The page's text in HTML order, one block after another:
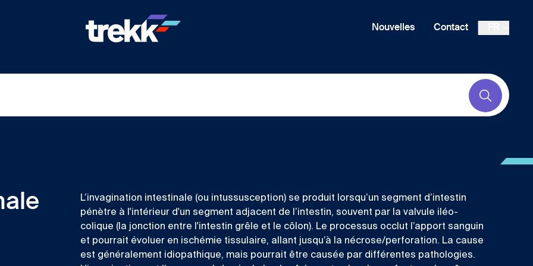
Nouvelles Contact
Submit
L’invagination intestinale (ou intussusception) se produit lorsqu’un segment d’intestin
pénètre à l'intérieur d'un segment adjacent de l’intestin, souvent par la valvule iléo-
colique (la jonction entre l'intestin grêle et le côlon). Le processus occlut l’apport sanguin
et pourrait évoluer en ischémie tissulaire, allant jusqu’à la nécrose/perforation. La cause
est généralement idiopathique, mais pourrait être causée par différentes pathologies.